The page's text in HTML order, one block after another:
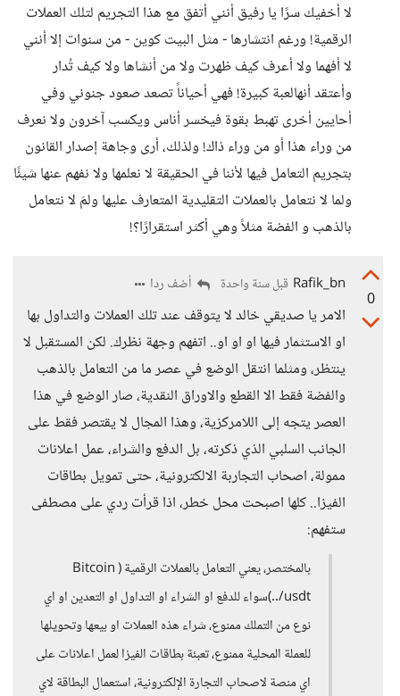
لا أخفيك سرًا يا رفيق أنني أتفق مع هذا التجريم لتلك العملات
الرقمية! ورغم انتشارها - مثل البيت كوين - من سنوات إلا أنني
لا أفهما ولا أعرف كيف ظهرت ولا من أنشاها ولا كيف تُدار
وأعتقد أنهالعبة كبيرة! فهي أحياناً تصعد صعود جنوني وفي
أحايين أخرى تهبط بقوة فيخسر أناس ويكسب آخرون ولا نعرف
من وراء هذا أو من وراء ذاك! ولذلك، أرى وجاهة إصدار القانون
بتجريم التعامل فيها لأننا في الحقيقة لا نعلمها ولا نفهم عنها شيئًا
ولما لا نتعامل بالعملات التقليدية المتعارف عليها ولمَ لا نتعامل
بالذهب و الفضة مثلاً وهي أكثر استقرارًا؟!
0
Rafik_bn قبل سنة واحدة أضف ردا
الامر يا صديقي خالد لا يتوقف عند تلك العملات والتداول بها
او الاستثمار فيها او او او.. اتفهم وجهة نظرك. لكن المستقبل لا
ينتظر، ومثلما انتقل الوضع في عصر ما من التعامل بالذهب
والفضة فقط الا القطع والاوراق النقدية، صار الوضع في هذا
العصر يتجه إلى اللامركزية، وهذا المجال لا يقتصر فقط على
الجانب السلبي الذي ذكرته، بل الدفع والشراء، عمل اعلانات
ممولة، اصحاب التجاربة الالكترونية، حتى تمويل بطاقات
الفيزا.. كلها اصبحت محل خطر، اذا قرأت ردي على مصطفى
ستفهم:
بالمختصر، يعني التعامل بالعملات الرقمية ( Bitcoin
/usdt..)سواء للدفع او الشراء او التداول او التعدين او اي
نوع من التملك ممنوع، شراء هذه العملات او بيعها وتحويلها
للعملة المحلية ممنوع، تعبئة بطاقات الفيزا لعمل اعلانات على
اي منصة لاصحاب التجارة الإلكترونية، استعمال البطاقة لاي